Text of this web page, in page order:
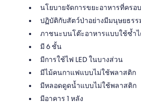
นโยบายจัดการขยะอาหารที่ครอ
ปฏิบัติกับสัตว์ป่าอย่างมีมนุษยธรร
ภาชนะบนโต๊ะอาหารแบบใช้ซ้ำ
มี 6 ชั้น
มีการใช้ไฟ LED ในบางส่วน
มีไม้คนกาแฟแบบไม่ใช้พลาสติก
มีหลอดดูดน้ำแบบไม่ใช้พลาสติก
มีอาคาร 1 หลัง